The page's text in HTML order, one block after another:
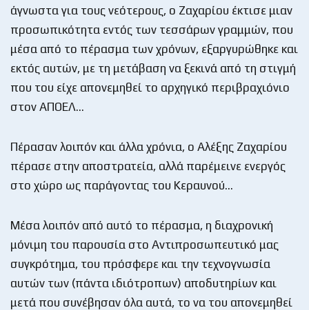
άγνωστα για τους νεότερους, ο Ζαχαρίου έκτισε μιαν
προσωπικότητα εντός των τεσσάρων γραμμών, που
μέσα από το πέρασμα των χρόνων, εξαργυρώθηκε και
εκτός αυτών, με τη μετάβαση να ξεκινά από τη στιγμή
που του είχε απονεμηθεί το αρχηγικό περιβραχιόνιο
στον ΑΠΟΕΛ…
Πέρασαν λοιπόν και άλλα χρόνια, ο Αλέξης Ζαχαρίου
πέρασε στην αποστρατεία, αλλά παρέμεινε ενεργός
στο χώρο ως παράγοντας του Κεραυνού…
Μέσα λοιπόν από αυτό το πέρασμα, η διαχρονική
μόνιμη του παρουσία στο Αντιπροσωπευτικό μας
συγκρότημα, του πρόσφερε και την τεχνογνωσία
αυτών των (πάντα ιδιότροπων) αποδυτηρίων και
μετά που συνέβησαν όλα αυτά, το να του απονεμηθεί